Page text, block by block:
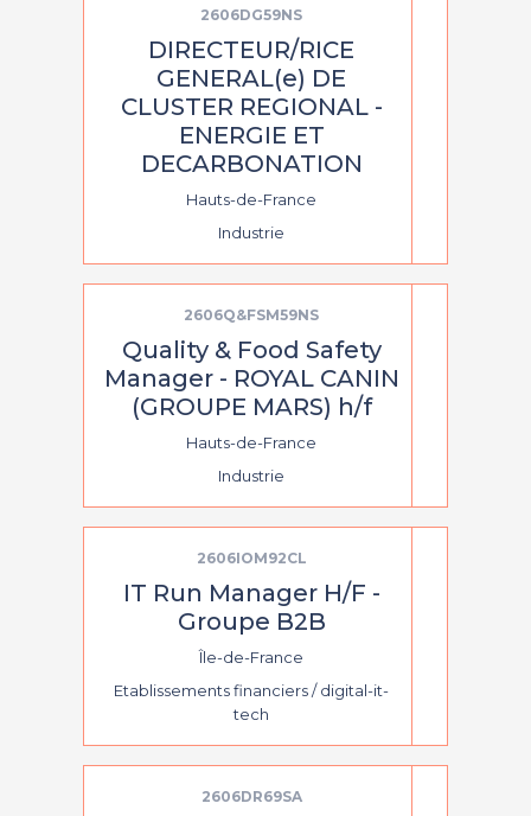
2606DG59NS
DIRECTEUR/RICE
GENERAL(e) DE
CLUSTER REGIONAL -
ENERGIE ET
DECARBONATION
Hauts-de-France
Industrie
2606Q&FSM59NS
Quality & Food Safety
Manager - ROYAL CANIN
(GROUPE MARS) h/f
Hauts-de-France
Industrie
2606IOM92CL
IT Run Manager H/F -
Groupe B2B
Île-de-France
Etablissements financiers / digital-it-
tech
2606DR69SA